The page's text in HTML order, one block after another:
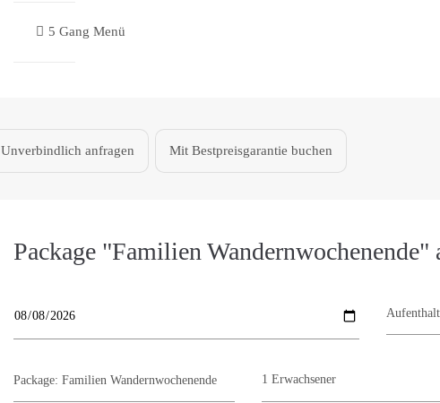
5 Gang Menü
Unverbindlich anfragen Mit Bestpreisgarantie buchen
Package "Familien Wandernwochenende"